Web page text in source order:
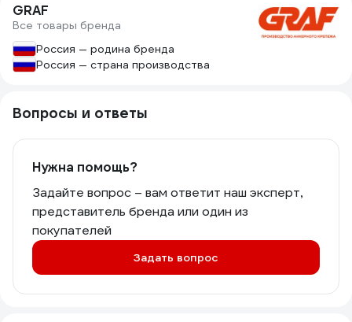
GRAF
Все товары бренда
Россия — родина бренда
Россия — страна производства
Вопросы и ответы
Нужна помощь?
Задайте вопрос – вам ответит наш эксперт,
представитель бренда или один из
покупателей
Задать вопрос